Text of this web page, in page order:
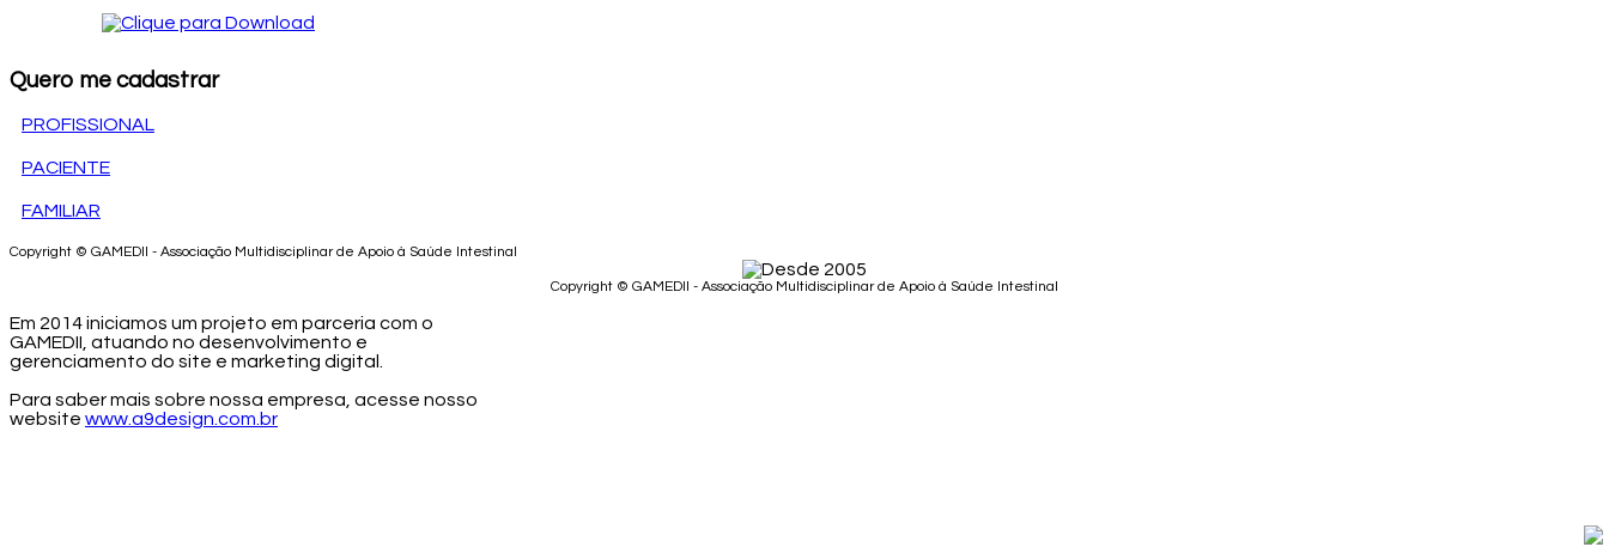
Quero me cadastrar
PROFISSIONAL
PACIENTE
FAMILIAR
Copyright © GAMEDII - Associação Multidisciplinar de Apoio à Saúde Intestinal
Copyright © GAMEDII - Associação Multidisciplinar de Apoio à Saúde Intestinal
Em 2014 iniciamos um projeto em parceria com o
GAMEDII, atuando no desenvolvimento e
gerenciamento do site e marketing digital.
Para saber mais sobre nossa empresa, acesse nosso
website www.a9design.com.br